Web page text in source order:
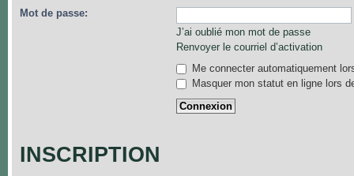
Mot de passe:
J’ai oublié mon mot de passe
Renvoyer le courriel d’activation
Me connecter automatiquement
Masquer mon statut en ligne lors
INSCRIPTION